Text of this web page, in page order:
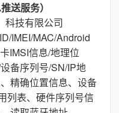
送服务）
科技有限公司
IMEI/MAC/Android
IMSI信息/地理位
备序列号/SN/IP地
精确位置信息、设备
列表、硬件序列号信